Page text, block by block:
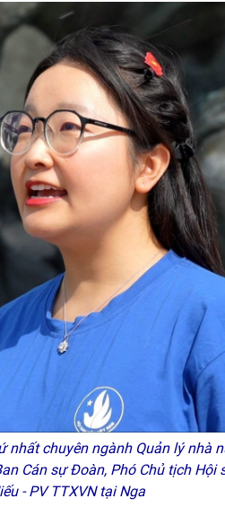
nhất chuyên ngành Quản lý nhà
Cán sự Đoàn, Phó Chủ tịch Hội
- PV TTXVN tại Nga